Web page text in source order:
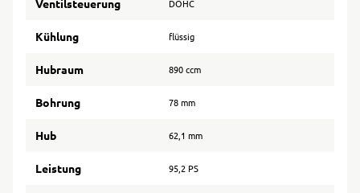
Ventilsteuerung DOHC
Kühlung flüssig
Hubraum 890 ccm
Bohrung 78 mm
Hub 62,1 mm
Leistung 95,2 PS